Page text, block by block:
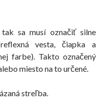
sa musí označiť silne
vesta, čiapka a
farbe). Takto označený
miesto na to určené.
streľba.